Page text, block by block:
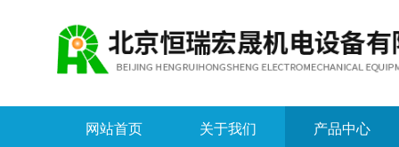
网站首页 关于我们 产品中心